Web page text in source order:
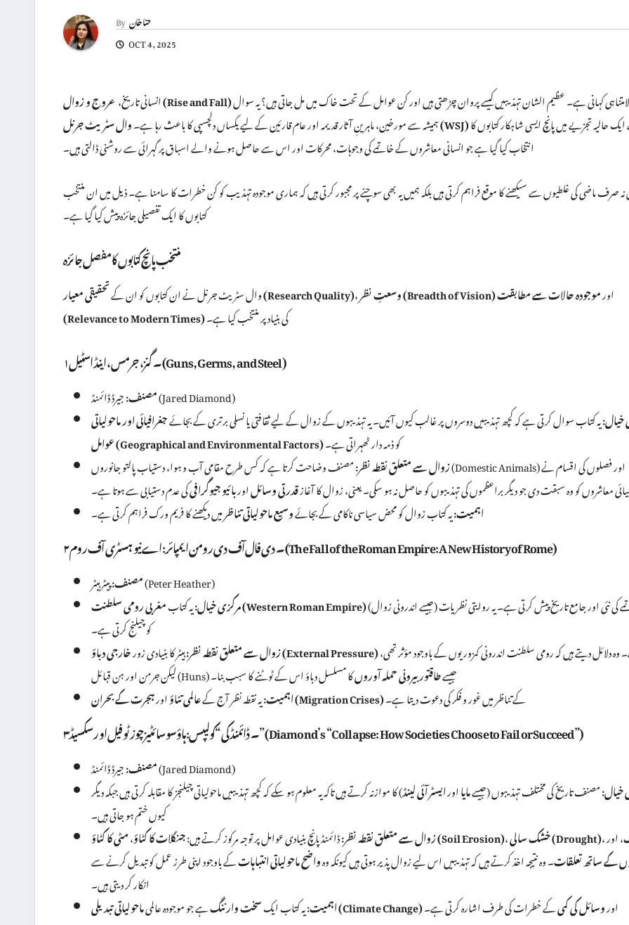
Byحنا خان
OCT 4, 2025
انسانی تاریخ،عروج و زوال (Rise and Fall)
ہمیشہ سے مورخین، ماہرینِ آثار قدیمہ اور عام قارئین کے لیے یکساں دلچسپی کا باعث رہا ہے۔وال سٹریٹ جرنل (WSJ)
انتخاب کیا گیا ہے جو انسانی معاشروں کے خاتمے کی وجوہات، محرکات اور اس سے حاصل ہونے والے اسباق پر گہرائی سے روشنی ڈالتی ہیں۔
نہ صرف ماضی کی غلطیوں سے سیکھنے کا موقع فراہم کرتی ہیں بلکہ ہمیں یہ بھی سوچنے پر مجبور کرتی ہیں کہ ہماری موجودہ تہذیب کو کن خطرات کا سامنا ہے۔ ذیل میں ان منتخب
کتابوں کا ایک تفصیلی جائزہ پیش کیا گیا ہے۔
منتخب پانچ کتابوں کا مفصل جائزہ
وال سٹریٹ جرنل نے ان کتابوں کو ان کےتحقیقی معیار (Research Quality)، وسعتِ نظر (Breadth of Vision) اورموجودہ حالات سے مطابقت
(Relevance to Modern Times)کی بنیاد پر منتخب کیا ہے۔
۱۔ گنز، جرمس، اینڈ اسٹیل (Guns, Germs, and Steel)
مصنف:جیرڈ ڈائمنڈ (Jared Diamond)
خیال:یہ کتاب سوال کرتی ہے کہ کچھ تہذیبیں دوسروں پر غالب کیوں آئیں۔ یہ تہذیبوں کے زوال کے لیے ثقافتی یا نسلی برتری کے بجائےجغرافیائی اور ماحولیاتی
عوامل (Geographical and Environmental Factors)کو ذمہ دار ٹھہراتی ہے۔
زوال سے متعلق نقطہ نظر:مصنف وضاحت کرتا ہے کہ کس طرح مقامی آب و ہوا، دستیاب پالتو جانوروں (Domestic Animals) اور فصلوں کی اقسام نے
معاشروں کو وہ سبقت دی جو دیگر براعظموں کی تہذیبوں کو حاصل نہ ہو سکی۔ یعنی، زوال کا آغازقدرتی وسائلاوربائیو جیوگرافیکی عدم دستیابی سے ہوتا ہے۔
اہمیت:یہ کتاب زوال کو محض سیاسی ناکامی کے بجائےوسیع ماحولیاتی تناظرمیں دیکھنے کا فریم ورک فراہم کرتی ہے۔
۲۔ دی فال آف دی رومن ایمپائر: اے نیو ہسٹری آف روم (The Fall of the Roman Empire: A New History of Rome)
مصنف:پیٹر ہیٹر (Peter Heather)
مرکزی خیال:یہ کتاب مغربی رومی سلطنت (Western Roman Empire)
کو چیلنج کرتی ہے۔
زوال سے متعلق نقطہ نظر:ہیٹر کا بنیادی زور خارجی دباؤ (External Pressure)
لیکن جرمن اور ہن قبائل (Huns) جیسےطاقتور بیرونی حملہ آوروںکا مسلسل دباؤ اس کے ٹوٹنے کا سبب بنا۔
اہمیت:یہ نقطہ نظر آج کےعالمی تناؤاور ہجرت کے بحران (Migration Crises)کے تناظر میں غور و فکر کی دعوت دیتا ہے۔
۳۔ ڈائمنڈ کی “کولیپس: ہاؤ سوسائٹیز چوز ٹو فیل اور سکسیڈ” (Diamond’s “Collapse: How Societies Choose to Fail or Succeed”)
مصنف:جیرڈ ڈائمنڈ (Jared Diamond)
خیال:مصنف تاریخ کی مختلف تہذیبوں (جیسےمایااورایسٹر آئی لینڈ) کا موازنہ کرتے ہیں تاکہ یہ معلوم ہو سکے کہ کچھ تہذیبیں ماحولیاتی چیلنجز کا مقابلہ کرتی ہیں جبکہ دیگر
کیوں ختم ہو جاتی ہیں۔
زوال سے متعلق نقطہ نظر:ڈائمنڈ پانچ بنیادی عوامل پر توجہ مرکوز کرتے ہیں:جنگلات کا کٹاؤ، مٹی کا کٹاؤ (Soil Erosion)، خشک سالی (Drought)،، اور
کے ساتھ تعلقات۔ وہ نتیجہ اخذ کرتے ہیں کہ تہذیبیں اس لیے زوال پذیر ہوتی ہیں کیونکہ وہواضح ماحولیاتی انتباہاتکے باوجود اپنی طرز عمل کو تبدیل کرنے سے
انکار کر دیتی ہیں۔
اہمیت:یہ کتاب ایکسخت وارننگہے جو موجودہ عالمی ماحولیاتی تبدیلی (Climate Change) اوروسائل کی کمیکے خطرات کی طرف اشارہ کرتی ہے۔